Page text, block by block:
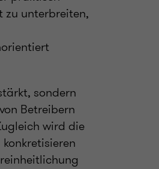
zu unterbreiten,
sondern
Betreibern
wird die